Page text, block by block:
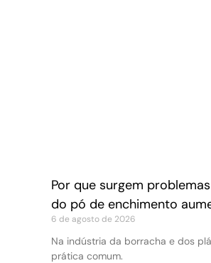
Por que surgem
do pó de enchimento
6 de agosto de 2026
Na indústria da borracha e dos
prática comum.